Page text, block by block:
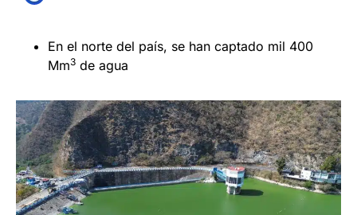
En el norte del país, se han captado mil 400
Mm3 de agua